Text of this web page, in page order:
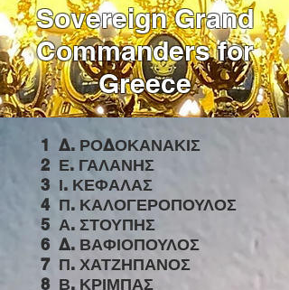
Sovereign Grand
Commandersfor
Greece
1
2
3
4
5
6
7
8
Δ. ΡΟΔΟΚΑΝΑΚΙΣ
Ε. ΓΑΛΑΝΗΣ
Ι. ΚΕΦΑΛΑΣ
Π. ΚΑΛΟΓΕΡΟΠΟΥΛΟΣ
Α. ΣΤΟΥΠΗΣ
Δ. ΒΑΦΙΟΠΟΥΛΟΣ
Π. ΧΑΤΖΗΠΑΝΟΣ
Β. ΚΡΙΜΠΑΣ